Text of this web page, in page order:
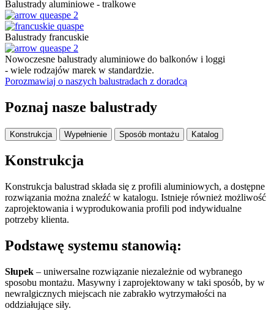
Balustrady aluminiowe - tralkowe
Balustrady francuskie
Nowoczesne balustrady aluminiowe do balkonów i loggi​
- wiele rodzajów marek w standardzie.
Porozmawiaj o naszych balustradach z doradcą
Poznaj nasze balustrady
Konstrukcja Wypełnienie Sposób montażu Katalog
Konstrukcja
Konstrukcja balustrad składa się z profili aluminiowych, a dostępne
rozwiązania można znaleźć w katalogu. Istnieje również możliwość
zaprojektowania i wyprodukowania profili pod indywidualne
potrzeby klienta.
Podstawę systemu stanowią:
Słupek – uniwersalne rozwiązanie niezależnie od wybranego
sposobu montażu. Masywny i zaprojektowany w taki sposób, by w
newralgicznych miejscach nie zabrakło wytrzymałości na
oddziałujące siły.